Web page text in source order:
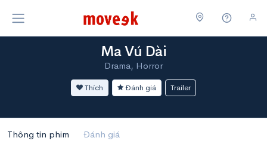
Ma Vú Dài
Drama, Horror
Thích Đánh giá Trailer
Thông tin phim Đánh giá